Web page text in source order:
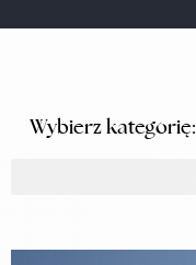
Wybierz kategorię: